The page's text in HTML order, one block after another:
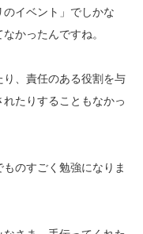
イベント」でしかな
かったんですね。
、責任のある役割を与
たりすることもなかっ
のすごく勉強になりま